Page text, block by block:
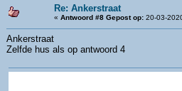
Re: Ankerstraat
« Antwoord #8 Gepost op: 20-03-
Ankerstraat
Zelfde hus als op antwoord 4